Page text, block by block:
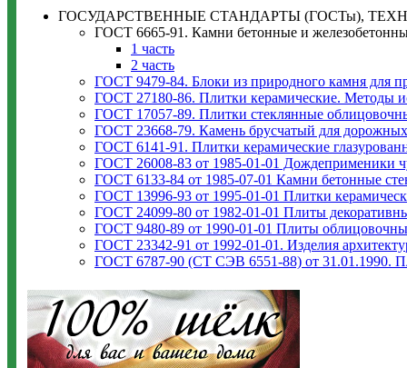
ГОСУДАРСТВЕННЫЕ СТАНДАРТЫ (ГОСТы),
ГОСТ 6665-91. Камни бетонные и
1 часть
2 часть
ГОСТ 9479-84. Блоки из природного камня для
ГОСТ 27180-86. Плитки керамические. Методы
ГОСТ 17057-89. Плитки стеклянные
ГОСТ 23668-79. Камень брусчатый для
ГОСТ 6141-91. Плитки керамические
ГОСТ 26008-83 от 1985-01-01 Дождеприменики
ГОСТ 6133-84 от 1985-07-01 Камни бетонные
ГОСТ 13996-93 от 1995-01-01 Плитки
ГОСТ 24099-80 от 1982-01-01 Плиты
ГОСТ 9480-89 от 1990-01-01 Плиты
ГОСТ 23342-91 от 1992-01-01. Изделия
ГОСТ 6787-90 (СТ СЭВ 6551-88) от 31.01.1990.